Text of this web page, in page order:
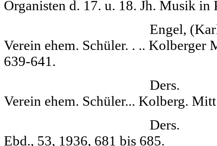
Organisten d. 17. u. 18. Jh. Musik in
Engel, (Karl)
Verein ehem. Schüler. . .. Kolberger
639-641.
Ders. Die
Verein ehem. Schüler... Kolberg.
Ders. Die
Ebd., 53, 1936, 681 bis 685.